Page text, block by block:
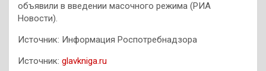
объявили в введении масочного режима (РИА
Новости).
Источник: Информация Роспотребнадзора
Источник: glavkniga.ru